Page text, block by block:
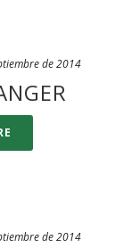
de 2014
de 2014